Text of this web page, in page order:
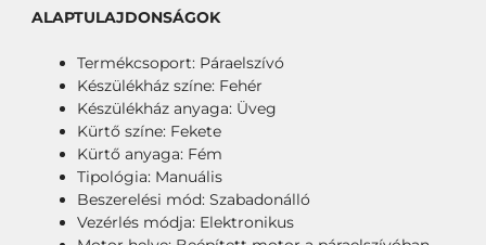
ALAPTULAJDONSÁGOK
Termékcsoport: Páraelszívó
Készülékház színe: Fehér
Készülékház anyaga: Üveg
Kürtő színe: Fekete
Kürtő anyaga: Fém
Tipológia: Manuális
Beszerelési mód: Szabadonálló
Vezérlés módja: Elektronikus